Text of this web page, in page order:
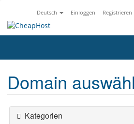
Deutsch Einloggen Registrieren
Domain
Kategorien